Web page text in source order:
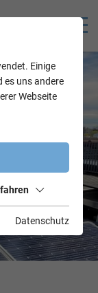
Einige
es uns andere
Webseite
Datenschutz